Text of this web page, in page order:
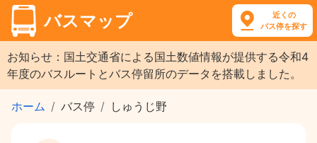
バスマップ
近くの
バス停を探す
お知らせ：国土交通省による国土数値情報が提供する令和4
年度のバスルートとバス停留所のデータを搭載しました。
ホーム バス停 しゅうじ野